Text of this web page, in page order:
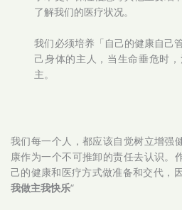
了解我们的医疗状况。
我们必须培养「自己的健康自己
己身体的主人，当生命垂危时
主。
我们每一个人，都应该自觉树立增强
康作为一个不可推卸的责任去认识。
己的健康和医疗方式做准备和交代，
我做主我快乐“